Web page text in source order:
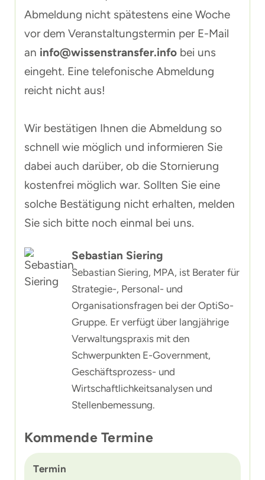
Abmeldung nicht spätestens eine Woche
vor dem Veranstaltungstermin per E-Mail
an info@wissenstransfer.info bei uns
eingeht. Eine telefonische Abmeldung
reicht nicht aus!
Wir bestätigen Ihnen die Abmeldung so
schnell wie möglich und informieren Sie
dabei auch darüber, ob die Stornierung
kostenfrei möglich war. Sollten Sie eine
solche Bestätigung nicht erhalten, melden
Sie sich bitte noch einmal bei uns.
Sebastian Siering
Sebastian Siering, MPA, ist Berater für
Strategie-, Personal- und
Organisationsfragen bei der OptiSo-
Gruppe. Er verfügt über langjährige
Verwaltungspraxis mit den
Schwerpunkten E-Government,
Geschäftsprozess- und
Wirtschaftlichkeitsanalysen und
Stellenbemessung.
Kommende Termine
Termin